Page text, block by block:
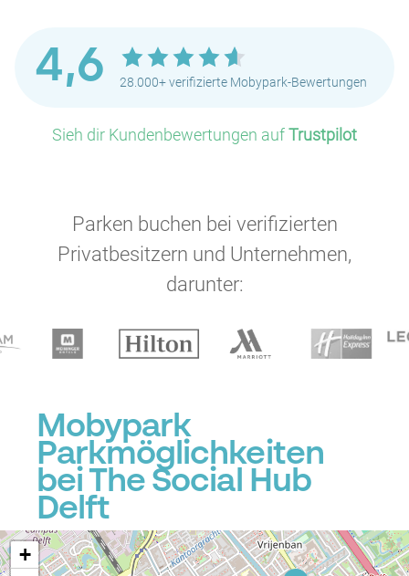
4,6 28.000+ verifizierte Mobypark-Bewertungen
Sieh dir Kundenbewertungen aufTrustpilot
Parken buchen bei verifizierten
Privatbesitzern und Unternehmen,
darunter:
Mobypark
Parkmöglichkeiten
bei The Social Hub
Delft
+